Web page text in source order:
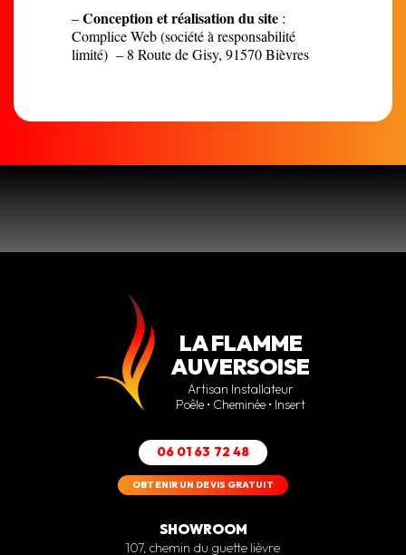
–Conception et réalisation du site :
Complice Web (société à responsabilité
limité) – 8 Route de Gisy, 91570 Bièvres
LA FLAMME
AUVERSOISE
Artisan Installateur
Poêle • Cheminée • Insert
SHOWROOM
107, chemin du guette lièvre
06 01 63 72 48
OBTENIR UN DEVIS GRATUIT